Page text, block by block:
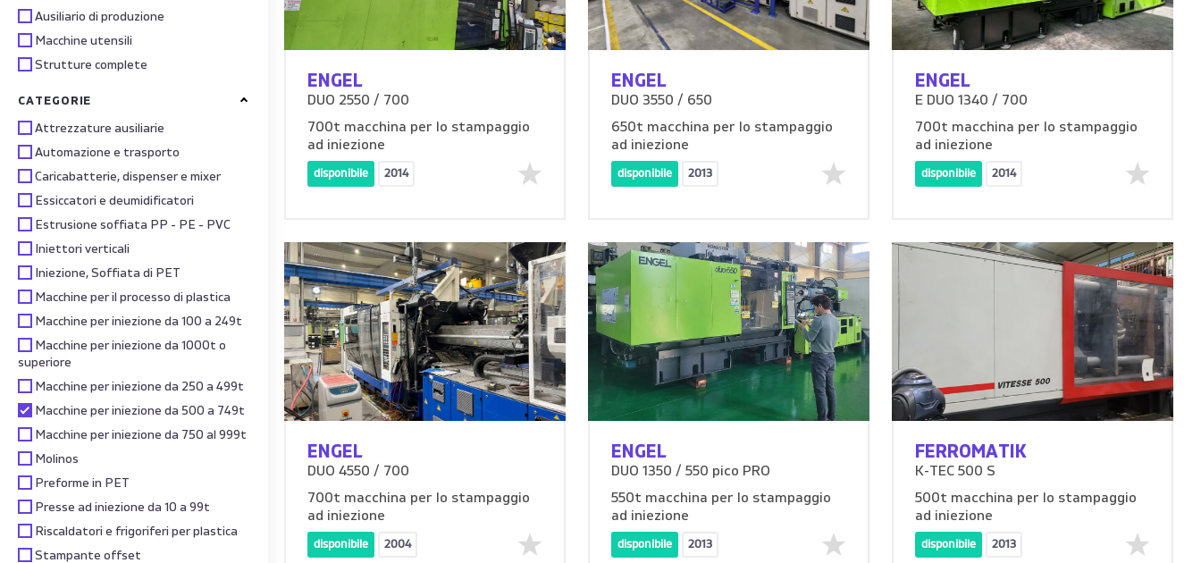
Ausiliario di produzione
Macchine utensili
Strutture complete
CATEGORIE
Attrezzature ausiliarie
Automazione e trasporto
Caricabatterie, dispenser e mixer
Essiccatori e deumidificatori
Estrusione soffiata PP - PE - PVC
Iniettori verticali
Iniezione, Soffiata di PET
Macchine per il processo di plastica
Macchine per iniezione da 100 a 249t
Macchine per iniezione da 1000t o
superiore
Macchine per iniezione da 250 a 499t
Macchine per iniezione da 500 a 749t
Macchine per iniezione da 750 al 999t
Molinos
Preforme in PET
Presse ad iniezione da 10 a 99t
Riscaldatori e frigoriferi per plastica
Stampante offset
ENGEL
DUO 2550 / 700
700t macchina per lo stampaggio
ad iniezione
disponibile 2014
ENGEL
DUO 3550 / 650
650t macchina per lo stampaggio
ad iniezione
disponibile 2013
ENGEL
E DUO 1340 / 700
700t macchina per lo stampaggio
ad iniezione
disponibile 2014
ENGEL
DUO 4550 / 700
700t macchina per lo stampaggio
ad iniezione
disponibile 2004
ENGEL
DUO 1350 / 550 pico PRO
550t macchina per lo stampaggio
ad iniezione
disponibile 2013
FERROMATIK
K-TEC 500 S
500t macchina per lo stampaggio
ad iniezione
disponibile 2013